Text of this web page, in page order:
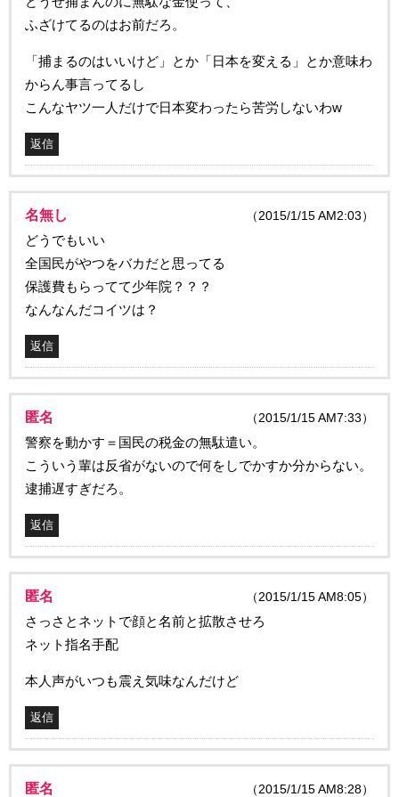
ふざけてるのはお前だろ。
「捕まるのはいいけど」とか「日本を変える」とか意味わ
からん事言ってるし
こんなヤツ一人だけで日本変わったら苦労しないわw
返信
名無し （2015/1/15 AM2:03）
どうでもいい
全国民がやつをバカだと思ってる
保護費もらってて少年院？？？
なんなんだコイツは？
返信
匿名 （2015/1/15 AM7:33）
警察を動かす＝国民の税金の無駄遣い。
こういう輩は反省がないので何をしでかすか分からない。
逮捕遅すぎだろ。
返信
匿名 （2015/1/15 AM8:05）
さっさとネットで顔と名前と拡散させろ
ネット指名手配
本人声がいつも震え気味なんだけど
返信
匿名 （2015/1/15 AM8:28）